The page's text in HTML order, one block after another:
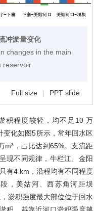
冲淤量变化
changes in the main
reservoir
Full size | PPT slide
积程度较轻，均不足10 万
变化如图5所示，常年回水区
m³，占比达到65%。支流距
现不同规律，牛栏江、金阳
有4 km，沿程均有不同程度
，美姑河、西苏角河距坝
淤积强度最大部位位于回水